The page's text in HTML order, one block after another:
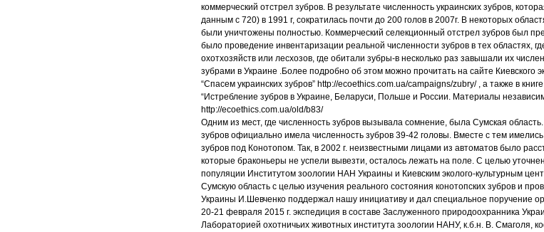
коммерческий отстрел зубров. В результате численность украинских зубров,
данным с 720) в 1991 г, сократилась почти до 200 голов в 2007г. В некоторых
были уничтожены полностью. Коммерческий селекционный отстрел зубров был
было проведение инвентаризации реальной численности зубров в тех областях,
охотхозяйств или лесхозов, где обитали зубры-в несколько раз завышали их
зубрами в Украине .Более подробно об этом можно прочитать на сайте Киевского
“Спасем украинских зубров” http://ecoethics.com.ua/campaigns/zubry/ , а также в
“Истребление зубров в Украине, Беларуси, Польше и России. Материалы
http://ecoethics.com.ua/old/b83/
Одним из мест, где численность зубров вызывала сомнение, была Сумская
зубров официально имела численность зубров 39-42 головы. Вместе с тем
зубров под Конотопом. Так, в 2002 г. неизвестными лицами из автоматов было
которые браконьеры не успели вывезти, осталось лежать на поле. С целью
популяции Институтом зоологии НАН Украины и Киевским эколого-культурным
Сумскую область с целью изучения реального состояния конотопских зубров и
Украины И.Шевченко поддержал нашу инициативу и дал специальное поручение
20-21 февраля 2015 г. экспедиция в составе Заслуженного природоохранника
Лабораторией охотничьих животных института зоологии НАНУ, к.б.н. В. Смаголя,